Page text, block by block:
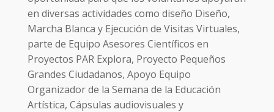
en diversas actividades como diseño Diseño,
Marcha Blanca y Ejecución de Visitas Virtuales,
parte de Equipo Asesores Científicos en
Proyectos PAR Explora, Proyecto Pequeños
Grandes Ciudadanos, Apoyo Equipo
Organizador de la Semana de la Educación
Artística, Cápsulas audiovisuales y